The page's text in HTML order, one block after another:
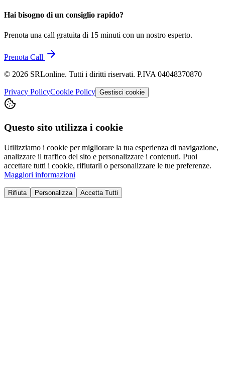
Hai bisogno di un consiglio rapido?
Prenota una call gratuita di 15 minuti con un nostro esperto.
Prenota Call
© 2026 SRLonline. Tutti i diritti riservati. P.IVA 04048370870
Privacy PolicyCookie Policy Gestisci cookie
Questo sito utilizza i cookie
Utilizziamo i cookie per migliorare la tua esperienza di navigazione,
analizzare il traffico del sito e personalizzare i contenuti. Puoi
accettare tutti i cookie, rifiutarli o personalizzare le tue preferenze.
Maggiori informazioni
Rifiuta Personalizza Accetta Tutti